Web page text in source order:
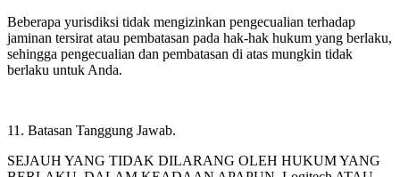
Beberapa yurisdiksi tidak mengizinkan pengecualian terhadap
jaminan tersirat atau pembatasan pada hak-hak hukum yang berlaku,
sehingga pengecualian dan pembatasan di atas mungkin tidak
berlaku untuk Anda.
11. Batasan Tanggung Jawab.
SEJAUH YANG TIDAK DILARANG OLEH HUKUM YANG